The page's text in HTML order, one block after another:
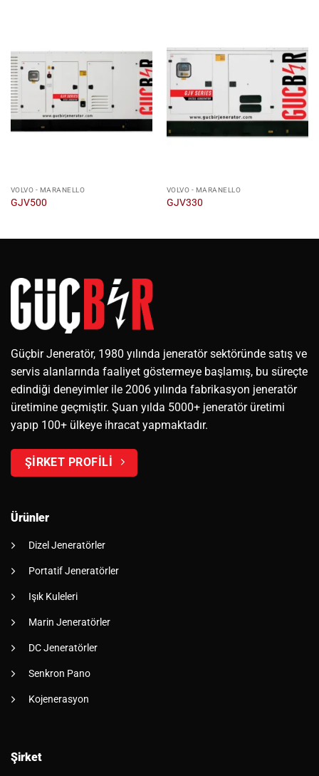
VOLVO - MARANELLO
GJV500
VOLVO - MARANELLO
GJV330
Güçbir Jeneratör, 1980 yılında jeneratör sektöründe satış ve
servis alanlarında faaliyet göstermeye başlamış, bu süreçte
edindiği deneyimler ile 2006 yılında fabrikasyon jeneratör
üretimine geçmiştir. Şuan yılda 5000+ jeneratör üretimi
yapıp 100+ ülkeye ihracat yapmaktadır.
ŞİRKET PROFİLİ
Ürünler
Dizel Jeneratörler
Portatif Jeneratörler
Işık Kuleleri
Marin Jeneratörler
DC Jeneratörler
Senkron Pano
Kojenerasyon
Şirket